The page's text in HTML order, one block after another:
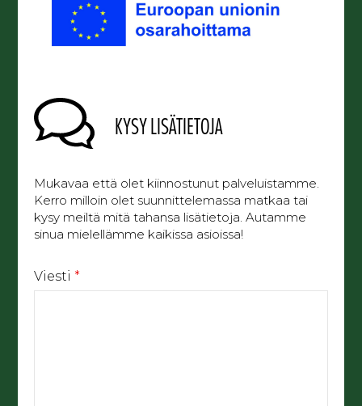
KYSY LISÄTIETOJA
Mukavaa että olet kiinnostunut palveluistamme.
Kerro milloin olet suunnittelemassa matkaa tai
kysy meiltä mitä tahansa lisätietoja. Autamme
sinua mielellämme kaikissa asioissa!
Viesti *